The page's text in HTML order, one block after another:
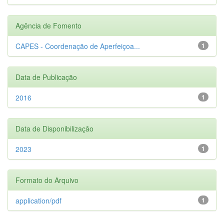
Agência de Fomento
1
CAPES - Coordenação de Aperfeiçoa...
Data de Publicação
1
2016
Data de Disponibilização
1
2023
Formato do Arquivo
1
application/pdf